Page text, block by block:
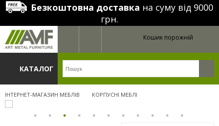
Безкоштовна доставка на суму від 9000
грн.
Кошик порожній
КАТАЛОГ
ІНТЕРНЕТ-МАГАЗИН МЕБЛІВ КОРПУСНІ МЕБЛІ